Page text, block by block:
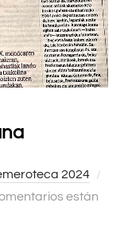
2024
están